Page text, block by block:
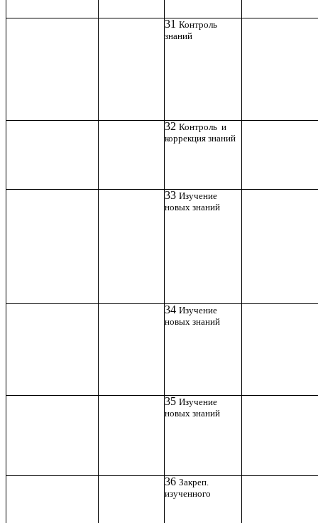
31 Контроль
знаний
32 Контроль и
коррекция знаний
33 Изучение
новых знаний
34 Изучение
новых знаний
35 Изучение
новых знаний
36 Закреп.
изученного